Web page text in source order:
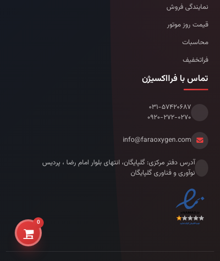
نمایندگی فروش
قیمت روز موتور
محاسبات
فراتخفیف
تماس با فرااکسیژن
۰۳۱-۵۷۴۲۰۶۸۷
۰۹۲۰-۲۷۲-۰۲۷۰
info@faraoxygen.com
آدرس دفتر مرکزی: گلپایگان، انتهای بلوار امام رضا ، پردیس
نوآوری و فناوری گلپایگان
0